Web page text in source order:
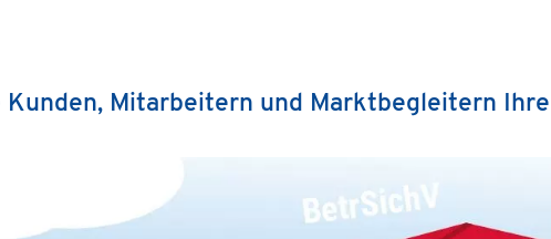
Kunden, Mitarbeitern und Marktbegleitern